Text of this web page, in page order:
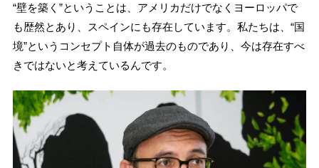
“壁を築く”ということは、アメリカだけでなくヨーロッパで
も歴然とあり、スペインにも存在しています。私たちは、“国
境”というコンセプト自体が過去のものであり、今は存在すべ
きではないと考えているんです。